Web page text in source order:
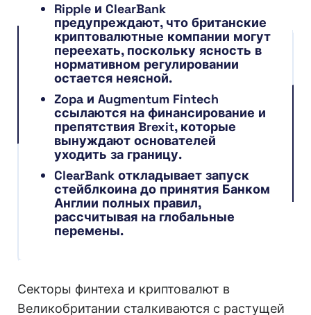
Ripple и ClearBank
предупреждают, что британские
криптовалютные компании могут
переехать, поскольку ясность в
нормативном регулировании
остается неясной.
Zopa и Augmentum Fintech
ссылаются на финансирование и
препятствия Brexit, которые
вынуждают основателей
уходить за границу.
ClearBank откладывает запуск
стейблкоина до принятия Банком
Англии полных правил,
рассчитывая на глобальные
перемены.
Секторы финтеха и криптовалют в
Великобритании сталкиваются с растущей